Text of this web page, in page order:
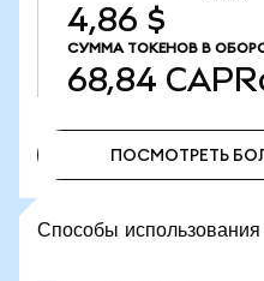
4,86 $
СУММА ТОКЕНОВ В
68,84
ПОСМОТРЕТЬ
Способы